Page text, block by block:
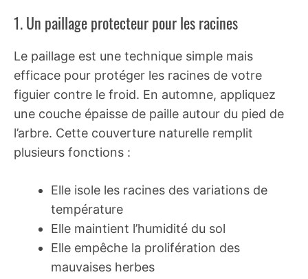
1. Un paillage protecteur pour les racines
Le paillage est une technique simple mais
efficace pour protéger les racines de votre
figuier contre le froid. En automne, appliquez
une couche épaisse de paille autour du pied de
l’arbre. Cette couverture naturelle remplit
plusieurs fonctions :
Elle isole les racines des variations de
température
Elle maintient l’humidité du sol
Elle empêche la prolifération des
mauvaises herbes